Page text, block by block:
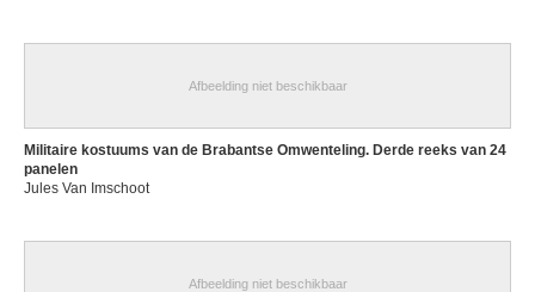
Afbeelding niet beschikbaar
Militaire kostuums van de Brabantse Omwenteling. Derde reeks van 24
panelen
Jules Van Imschoot
Afbeelding niet beschikbaar